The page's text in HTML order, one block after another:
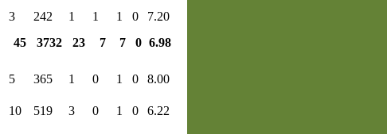
3 242 1 1 1 0
7.20
45 3732 23 7 7 0 6.98
5 365 1 0 1 0 8.00
10 519 3 0 1 0 6.22